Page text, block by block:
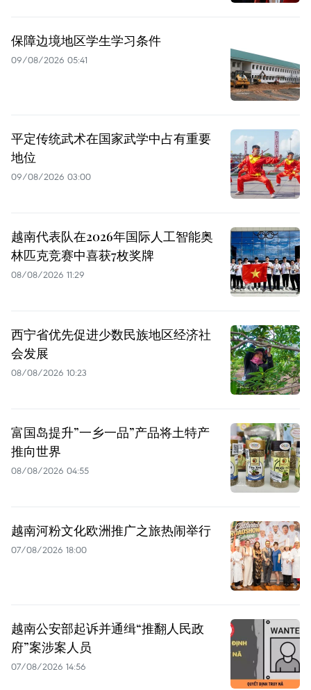
保障边境地区学生学习条件
09/08/2026 05:41
平定传统武术在国家武学中占有重要
地位
09/08/2026 03:00
越南代表队在2026年国际人工智能奥
林匹克竞赛中喜获7枚奖牌
08/08/2026 11:29
西宁省优先促进少数民族地区经济社
会发展
08/08/2026 10:23
富国岛提升”一乡一品”产品将土特产
推向世界
08/08/2026 04:55
越南河粉文化欧洲推广之旅热闹举行
07/08/2026 18:00
越南公安部起诉并通缉“推翻人民政
府”案涉案人员
07/08/2026 14:56